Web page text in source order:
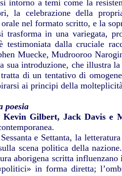
intorno a temi come la
la celebrazione della
nel formato scritto, e la
trasforma in una variegata,
testimoniata dalla cruciale
Muecke, Mudrooroo
sua introduzione, che illustra
di un tentativo di
ai principi della
poesia
Kevin Gilbert, Jack Davis e
e Settanta, la
scena politica della
aborigena scritta
in forma diretta;